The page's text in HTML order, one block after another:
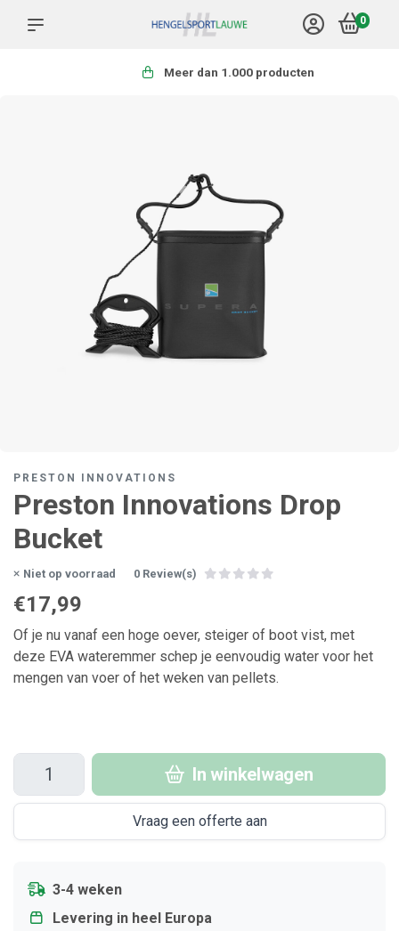
0
Meer dan 1.000 producten
PRESTON INNOVATIONS
Preston Innovations Drop
Bucket
Niet op voorraad 0 Review(s)
€17,99
Of je nu vanaf een hoge oever, steiger of boot vist, met
deze EVA wateremmer schep je eenvoudig water voor het
mengen van voer of het weken van pellets.
In winkelwagen
Vraag een offerte aan
3-4 weken
Levering in heel Europa